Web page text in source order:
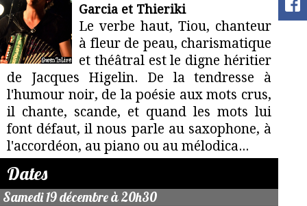
Garcia et Thieriki
Le verbe haut, Tiou, chanteur
à fleur de peau, charismatique
et théâtral est le digne héritier
de Jacques Higelin. De la tendresse à
l'humour noir, de la poésie aux mots crus,
il chante, scande, et quand les mots lui
font défaut, il nous parle au saxophone, à
l'accordéon, au piano ou au mélodica...
Dates
Samedi 19 décembre à 20h30